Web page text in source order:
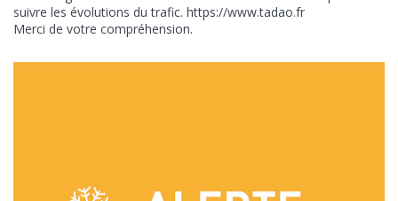
suivre les évolutions du trafic. https://www.tadao.fr
Merci de votre compréhension.